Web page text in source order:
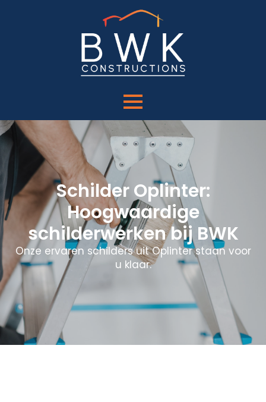
Schilder Oplinter:
Hoogwaardige
schilderwerken bij BWK
Onze ervaren schilders uit Oplinter staan voor
u klaar.